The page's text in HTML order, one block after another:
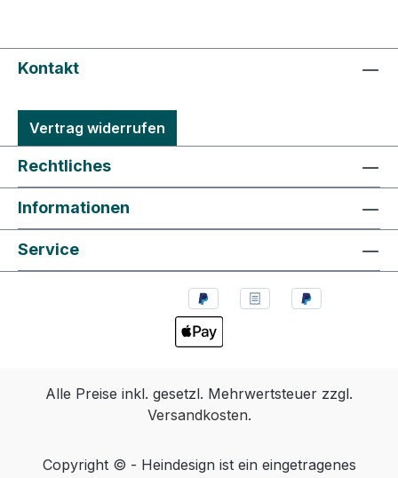
Kontakt
Vertrag widerrufen
Rechtliches
Informationen
Service
Alle Preise inkl. gesetzl. Mehrwertsteuer zzgl.
Versandkosten.
Copyright © - Heindesign ist ein eingetragenes